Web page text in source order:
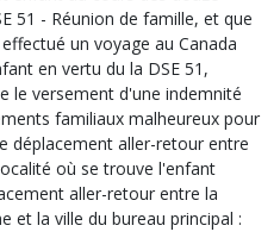
51 - Réunion de famille, et que
un voyage au Canada
en vertu du la DSE 51,
le versement d'une indemnité
familiaux malheureux pour
déplacement aller-retour entre
où se trouve l'enfant
aller-retour entre la
et la ville du bureau principal :